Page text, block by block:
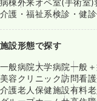
病棟外来オペ室(手術室)
介護・福祉系検診・健診
施設形態で探す
一般病院大学病院一般
美容クリニック訪問看護
介護老人保健施設有料